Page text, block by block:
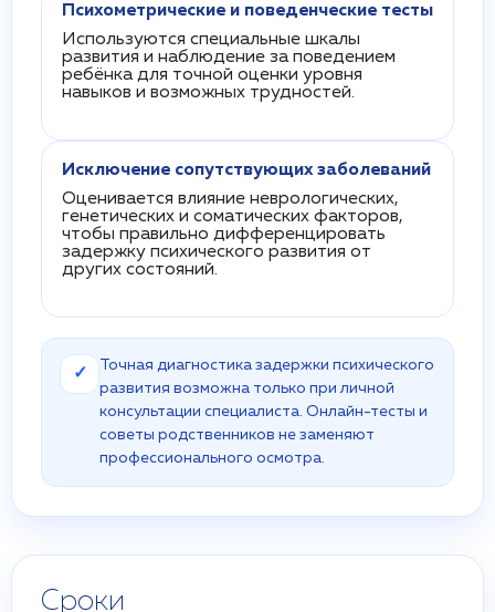
Психометрические и поведенческие тесты
Используются специальные шкалы
развития и наблюдение за поведением
ребёнка для точной оценки уровня
навыков и возможных трудностей.
Исключение сопутствующих заболеваний
Оценивается влияние неврологических,
генетических и соматических факторов,
чтобы правильно дифференцировать
задержку психического развития от
других состояний.
✓
Точная диагностика задержки психического
развития возможна только при личной
консультации специалиста. Онлайн-тесты и
советы родственников не заменяют
профессионального осмотра.
Сроки